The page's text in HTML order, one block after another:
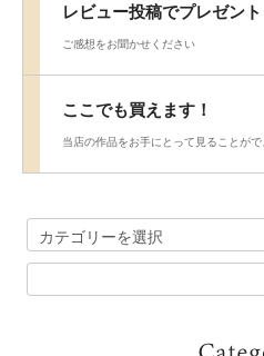
レビュー投稿でプレゼント
ご感想をお聞かせください
ここでも買えます！
当店の作品をお手にとって見ることが